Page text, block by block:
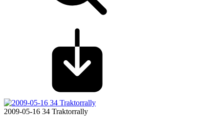
2009-05-16 34 Traktorrally